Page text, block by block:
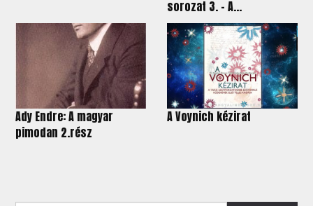
sorozat 3. - A...
Ady Endre: A magyar
pimodan 2.rész
A Voynich kézirat